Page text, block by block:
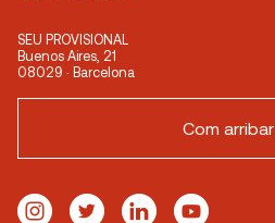
SEU PROVISIONAL
Buenos Aires, 21
08029 · Barcelona
Com arribar